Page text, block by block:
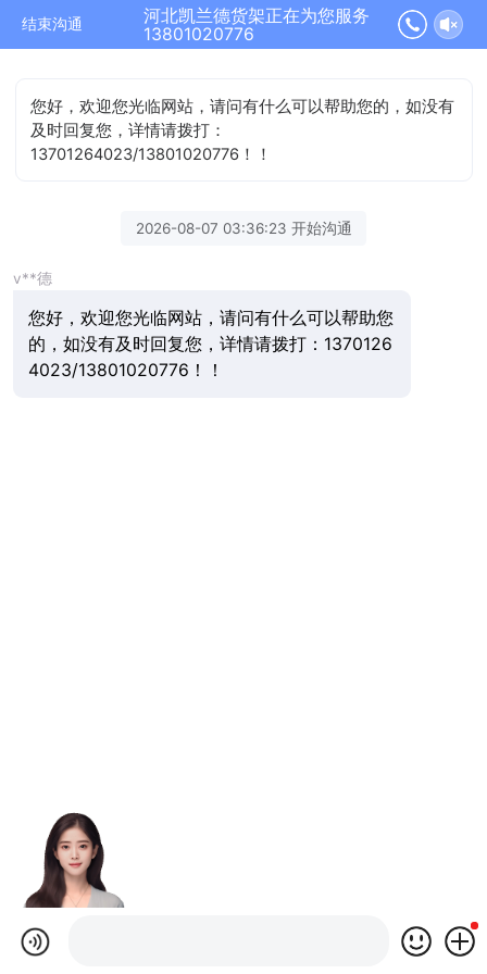
结束沟通
河北凯兰德货架正在为您服务
13801020776
您好，欢迎您光临网站，请问有什么可以帮助您的，如没有
及时回复您，详情请拨打：
13701264023/13801020776！！
2026-08-07 03:36:23 开始沟通
v**德
您好，欢迎您光临网站，请问有什么可以帮助您
的，如没有及时回复您，详情请拨打：1370126
4023/13801020776！！